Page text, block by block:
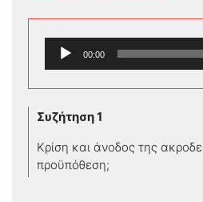
Πρόγραμμα
Αναπαραγωγής
00:00
Συζήτηση 1
Κρίση και άνοδος της
προϋπόθεση;